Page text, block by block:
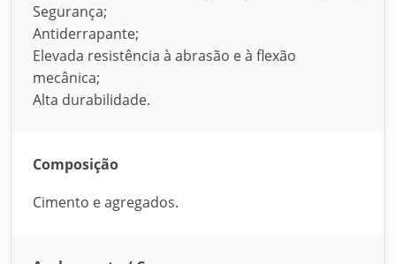
Segurança;
Antiderrapante;
Elevada resistência à abrasão e à flexão
mecânica;
Alta durabilidade.
Composição
Cimento e agregados.